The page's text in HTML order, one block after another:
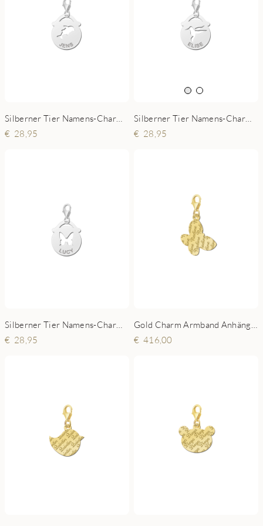
Silberner Tier Namens-Charms-Anhänger rund Delfin
28,95
Silberner Tier Namens-Charms-Anhänger rund Vogel
28,95
Silberner Tier Namens-Charms-Anhänger rund Schmetterling
28,95
416,00